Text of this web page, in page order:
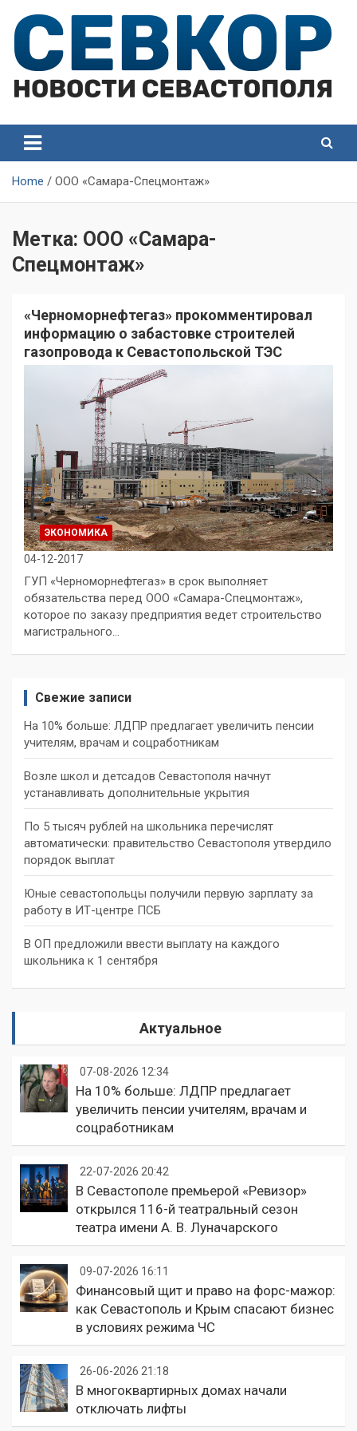
content
Севастополя
Севастополя
Home ООО «Самара-Спецмонтаж»
Метка: ООО «Самара-
Спецмонтаж»
«Черноморнефтегаз» прокомментировал
информацию о забастовке строителей
газопровода к Севастопольской ТЭС
ЭКОНОМИКА
04-12-2017
ГУП «Черноморнефтегаз» в срок выполняет
обязательства перед ООО «Самара-Спецмонтаж»,
которое по заказу предприятия ведет строительство
магистрального…
Свежие записи
На 10% больше: ЛДПР предлагает увеличить пенсии
учителям, врачам и соцработникам
Возле школ и детсадов Севастополя начнут
устанавливать дополнительные укрытия
По 5 тысяч рублей на школьника перечислят
автоматически: правительство Севастополя утвердило
порядок выплат
Юные севастопольцы получили первую зарплату за
работу в ИТ-центре ПСБ
В ОП предложили ввести выплату на каждого
школьника к 1 сентября
Актуальное
07-08-2026 12:34
На 10% больше: ЛДПР предлагает
увеличить пенсии учителям, врачам и
соцработникам
22-07-2026 20:42
В Севастополе премьерой «Ревизор»
открылся 116-й театральный сезон
театра имени А. В. Луначарского
09-07-2026 16:11
Финансовый щит и право на форс-мажор:
как Севастополь и Крым спасают бизнес
в условиях режима ЧС
26-06-2026 21:18
В многоквартирных домах начали
отключать лифты